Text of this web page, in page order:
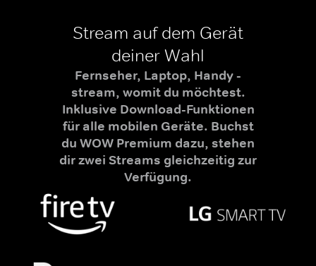
Stream auf dem Gerät
deiner Wahl
Fernseher, Laptop, Handy -
stream, womit du möchtest.
Inklusive Download-Funktionen
für alle mobilen Geräte. Buchst
du WOW Premium dazu, stehen
dir zwei Streams gleichzeitig zur
Verfügung.